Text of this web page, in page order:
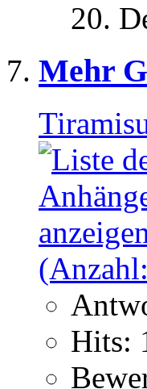
20.
Mehr
Hits: